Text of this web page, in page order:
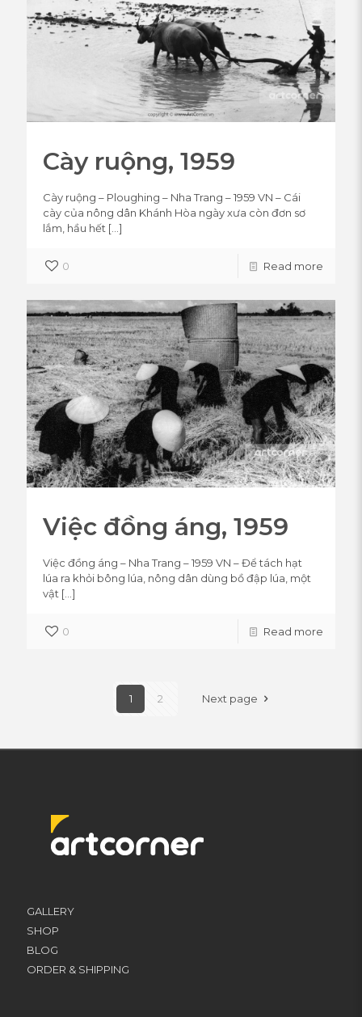
Cày ruộng, 1959
Cày ruộng – Ploughing – Nha Trang – 1959 VN – Cái
cày của nông dân Khánh Hòa ngày xưa còn đơn sơ
lắm, hầu hết […]
0 Read more
Việc đồng áng, 1959
Việc đồng áng – Nha Trang – 1959 VN – Để tách hạt
lúa ra khỏi bông lúa, nông dân dùng bồ đập lúa, một
vật […]
0 Read more
1 2 Next page
GALLERY
SHOP
BLOG
ORDER & SHIPPING